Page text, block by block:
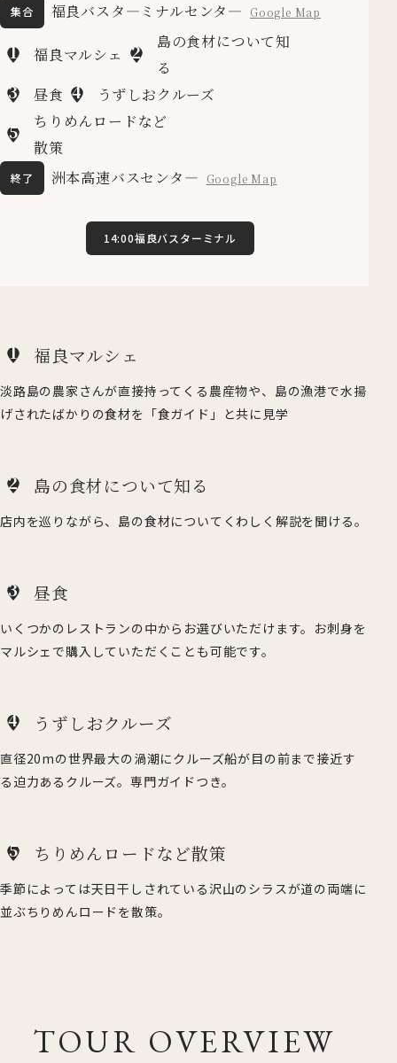
集合 福良バスタ―ミナルセンタ― Google Map
1 福良マルシェ 2
島の食材について知
る
3 昼食 4 うずしおクルーズ
5
ちりめんロードなど
散策
終了 洲本高速バスセンタ― Google Map
14:00福良バスターミナル
1 福良マルシェ
淡路島の農家さんが直接持ってくる農産物や、島の漁港で水揚
げされたばかりの食材を「食ガイド」と共に見学
2 島の食材について知る
店内を巡りながら、島の食材についてくわしく解説を聞ける。
3 昼食
いくつかのレストランの中からお選びいただけます。お刺身を
マルシェで購入していただくことも可能です。
4 うずしおクルーズ
直径20mの世界最大の渦潮にクルーズ船が目の前まで接近す
る迫力あるクルーズ。専門ガイドつき。
5 ちりめんロードなど散策
季節によっては天日干しされている沢山のシラスが道の両端に
並ぶちりめんロードを散策。
TOUR OVERVIEW